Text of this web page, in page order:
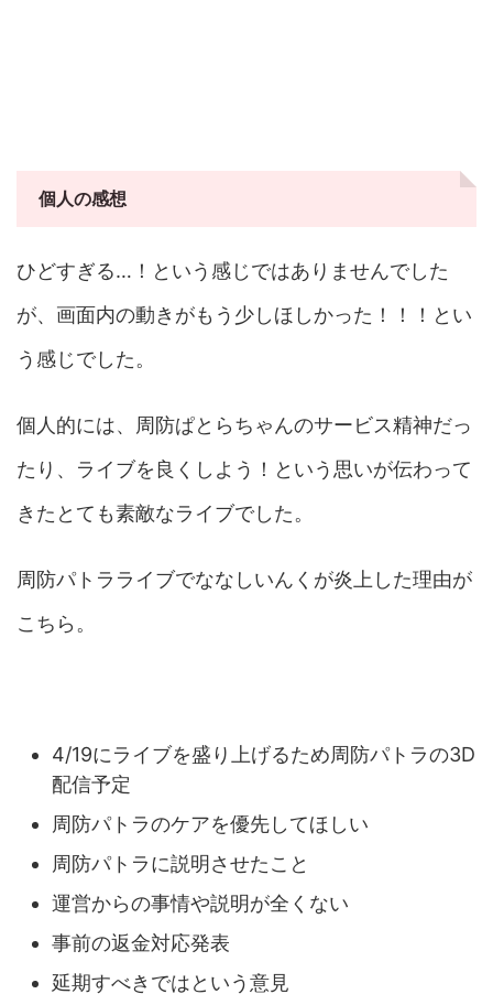
個人の感想
ひどすぎる…！という感じではありませんでした
が、画面内の動きがもう少しほしかった！！！とい
う感じでした。
個人的には、周防ぱとらちゃんのサービス精神だっ
たり、ライブを良くしよう！という思いが伝わって
きたとても素敵なライブでした。
周防パトラライブでななしいんくが炎上した理由が
こちら。
4/19にライブを盛り上げるため周防パトラの3D
配信予定
周防パトラのケアを優先してほしい
周防パトラに説明させたこと
運営からの事情や説明が全くない
事前の返金対応発表
延期すべきではという意見